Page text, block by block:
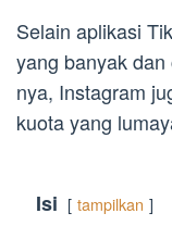
Selain aplikasi
yang banyak
nya, Instagram
kuota yang
Isi tampilkan